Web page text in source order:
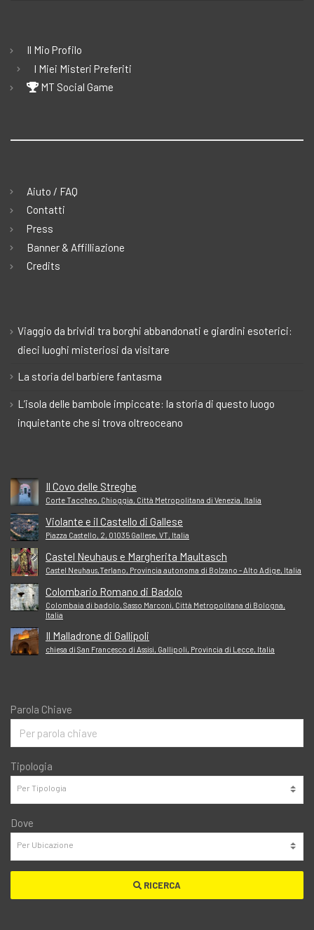
Il Mio Profilo
I Miei Misteri Preferiti
MT Social Game
Aiuto / FAQ
Contatti
Press
Banner & Affilliazione
Credits
Viaggio da brividi tra borghi abbandonati e giardini esoterici:
dieci luoghi misteriosi da visitare
La storia del barbiere fantasma
L’isola delle bambole impiccate: la storia di questo luogo
inquietante che si trova oltreoceano
Il Covo delle Streghe
Corte Taccheo, Chioggia, Città Metropolitana di Venezia, Italia
Violante e il Castello di Gallese
Piazza Castello, 2, 01035 Gallese, VT, Italia
Castel Neuhaus e Margherita Maultasch
Castel Neuhaus,Terlano, Provincia autonoma di Bolzano - Alto Adige, Italia
Colombario Romano di Badolo
Colombaia di badolo, Sasso Marconi, Città Metropolitana di Bologna,
Italia
Il Malladrone di Gallipoli
chiesa di San Francesco di Assisi, Gallipoli, Provincia di Lecce, Italia
Parola Chiave
Tipologia
Dove
RICERCA